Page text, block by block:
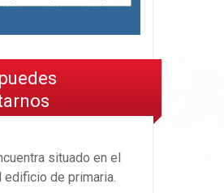
situado en el
de primaria.